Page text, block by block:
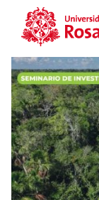
Skip to main content